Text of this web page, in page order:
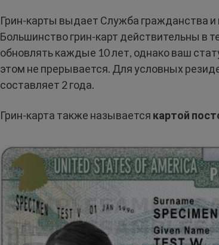
Грин-карты выдает Служба гражданства
Большинство грин-карт действительны в
обновлять каждые 10 лет, однако ваш
этом не прерывается. Для условных
составляет 2 года.
Грин-карта также называется картой